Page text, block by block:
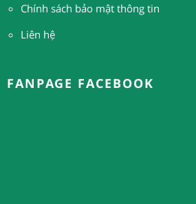
Chính sách bảo mật thông tin
Liên hệ
FANPAGE FACEBOOK